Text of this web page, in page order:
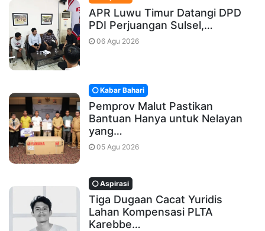
APR Luwu Timur Datangi DPD
PDI Perjuangan Sulsel,…
06 Agu 2026
Kabar Bahari
Pemprov Malut Pastikan
Bantuan Hanya untuk Nelayan
yang…
05 Agu 2026
Aspirasi
Tiga Dugaan Cacat Yuridis
Lahan Kompensasi PLTA
Karebbe…